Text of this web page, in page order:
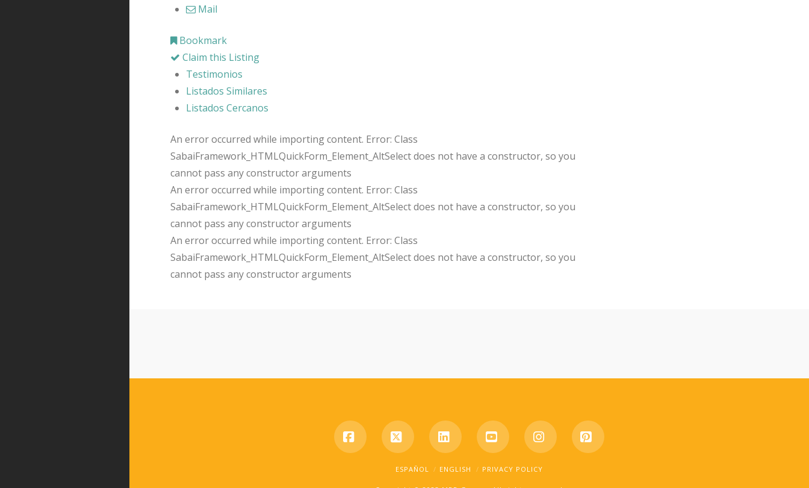
Mail
Bookmark
Claim this Listing
Testimonios
Listados Similares
Listados Cercanos
An error occurred while importing content. Error: Class
SabaiFramework_HTMLQuickForm_Element_AltSelect does not have a constructor, so you
cannot pass any constructor arguments
An error occurred while importing content. Error: Class
SabaiFramework_HTMLQuickForm_Element_AltSelect does not have a constructor, so you
cannot pass any constructor arguments
An error occurred while importing content. Error: Class
SabaiFramework_HTMLQuickForm_Element_AltSelect does not have a constructor, so you
cannot pass any constructor arguments
Facebook
X LinkedInYouTubeInstagram
ESPAÑOL ENGLISH PRIVACY POLICY